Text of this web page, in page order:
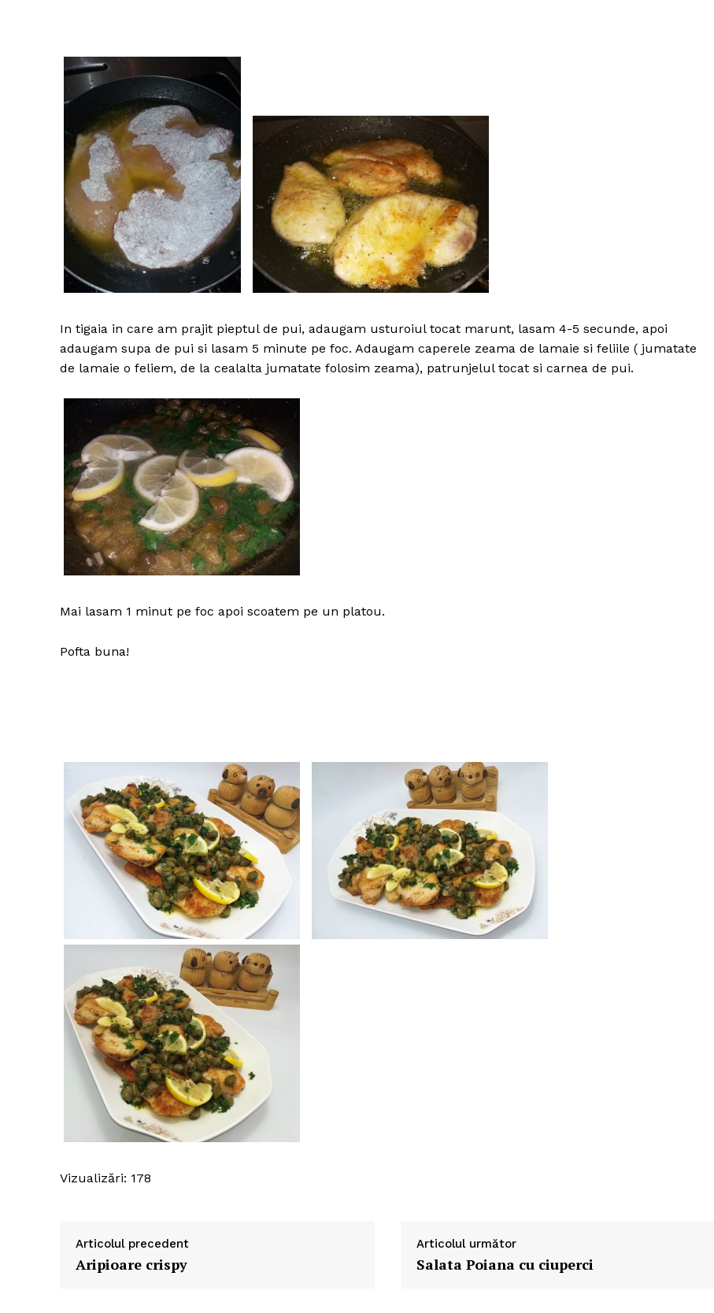
In tigaia in care am prajit pieptul de pui, adaugam usturoiul tocat marunt, lasam 4-5 secunde, apoi
adaugam supa de pui si lasam 5 minute pe foc. Adaugam caperele zeama de lamaie si feliile ( jumatate
de lamaie o feliem, de la cealalta jumatate folosim zeama), patrunjelul tocat si carnea de pui.
Mai lasam 1 minut pe foc apoi scoatem pe un platou.
Pofta buna!
Vizualizări: 178
Articolul precedent
Aripioare crispy
Articolul următor
Salata Poiana cu ciuperci